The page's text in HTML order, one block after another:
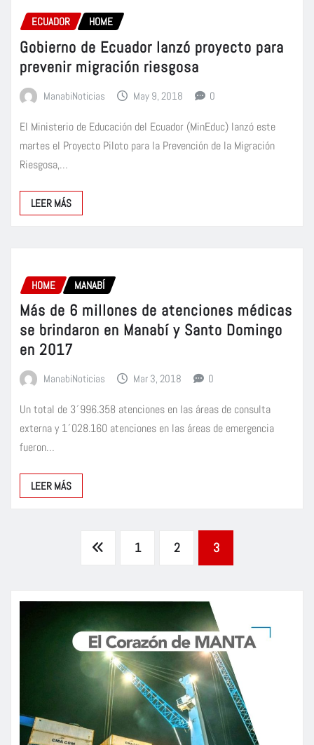
ECUADOR HOME
Gobierno de Ecuador lanzó proyecto para
prevenir migración riesgosa
ManabiNoticias May 9, 2018 0
El Ministerio de Educación del Ecuador (MinEduc) lanzó este
martes el Proyecto Piloto para la Prevención de la Migración
Riesgosa,…
LEER MÁS
HOME MANABÍ
Más de 6 millones de atenciones médicas
se brindaron en Manabí y Santo Domingo
en 2017
ManabiNoticias Mar 3, 2018 0
Un total de 3´996.358 atenciones en las áreas de consulta
externa y 1´028.160 atenciones en las áreas de emergencia
fueron…
LEER MÁS
Paginación
de
entradas
1 2 3